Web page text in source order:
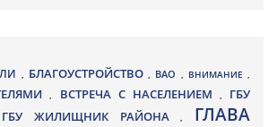
, БЛАГОУСТРОЙСТВО , ВАО , ВНИМАНИЕ ,
, ВСТРЕЧА С НАСЕЛЕНИЕМ , ГБУ
ГБУ ЖИЛИЩНИК РАЙОНА, ГЛАВА